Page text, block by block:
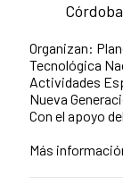
Organizan:
Tecnológica
Actividades
Nueva
Con el apoyo
Más